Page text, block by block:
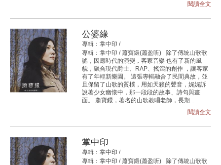
閱讀全文
公婆緣
專輯：掌中印 /
專輯：掌中印 / 蕭寶鐶(蕭盈听) 除了傳統山歌歌
謠，因應時代的演變，客家音樂 也有了新的風
貌，融合現代爵士、RAP、搖滾的創作 ，讓客家
有了年輕新樂園。 這張專輯融合了民間典故，並
且保留了山歌的質樸，用如天籟的聲音，娓娓訴
說著少女幽懷中，那一段段的故事、詩句與畫
面。 蕭寶鐶，著名的山歌教唱老師，長期...
閱讀全文
掌中印
專輯：掌中印 /
專輯：掌中印 / 蕭寶鐶(蕭盈听) 除了傳統山歌歌